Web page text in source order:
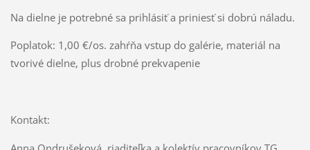
Na dielne je potrebné sa prihlásiť a priniesť si dobrú náladu.
Poplatok: 1,00 €/os. zahŕňa vstup do galérie, materiál na
tvorivé dielne, plus drobné prekvapenie
Kontakt: